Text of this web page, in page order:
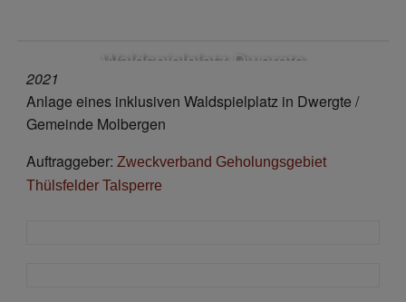
Waldspielplatz Dwergte
2021
Anlage eines inklusiven Waldspielplatz in Dwergte /
Gemeinde Molbergen
Auftraggeber: Zweckverband Geholungsgebiet
Thülsfelder Talsperre